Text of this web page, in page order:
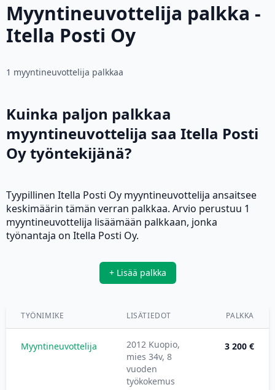
Myyntineuvottelija palkka -
Itella Posti Oy
1 myyntineuvottelija palkkaa
Kuinka paljon palkkaa
myyntineuvottelija saa Itella Posti
Oy työntekijänä?
Tyypillinen Itella Posti Oy myyntineuvottelija ansaitsee
keskimäärin tämän verran palkkaa. Arvio perustuu 1
myyntineuvottelija lisäämään palkkaan, jonka
työnantaja on Itella Posti Oy.
+ Lisää palkka
TYÖNIMIKE LISÄTIEDOT PALKKA
Myyntineuvottelija
2012 Kuopio,
mies 34v, 8
vuoden
työkokemus
3 200 €